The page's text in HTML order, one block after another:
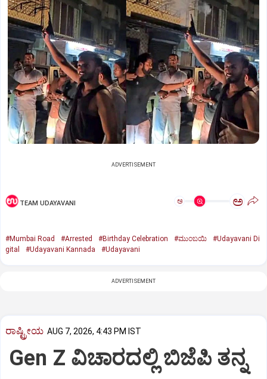
ADVERTISEMENT
TEAM UDAYAVANI ಅ ಅ
#Mumbai Road #Arrested #Birthday Celebration #ಮುಂಬಯಿ
#Udayavani Di
gital
#Udayavani Kannada #Udayavani
ADVERTISEMENT
ರಾಷ್ಟ್ರೀಯ AUG 7, 2026, 4:43 PM IST
Gen Z ವಿಚಾರದಲ್ಲಿ ಬಿಜೆಪಿ ತನ್ನ